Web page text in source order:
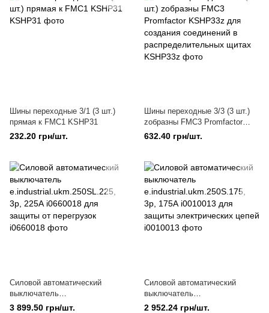
Шины переходные 3/1 (3 шт.)
прямая к FMC1 KSHP31
232.20 грн/шт.
Шины переходные 3/3 (3 шт.)
zобразны FMC3 Promfactor
KSHP33z для создания
соединений в
632.40 грн/шт.
Силовой автоматический
выключатель
e.industrial.ukm.250SL.225, 3р,
3 899.50 грн/шт.
Силовой автоматический
выключатель
e.industrial.ukm.250S.175, 3р,
2 952.24 грн/шт.